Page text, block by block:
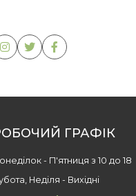
ГРАФІК
- П'ятниця з 10 до 18
Неділя - Вихідні